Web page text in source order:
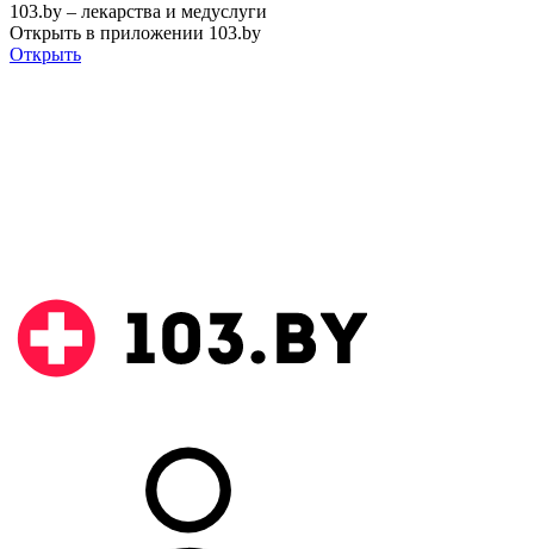
103.by – лекарства и медуслуги
Открыть в приложении 103.by
Открыть